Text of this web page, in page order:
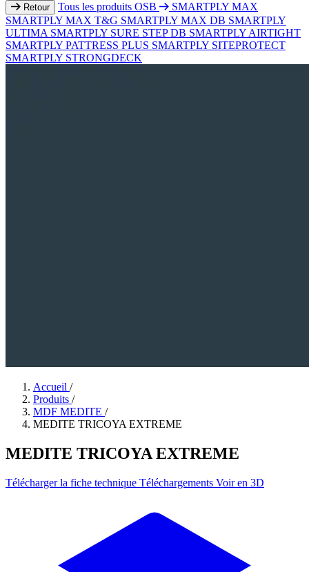
Retour Tous les produits OSB
SMARTPLY MAX
SMARTPLY MAX T&G SMARTPLY MAX DB SMARTPLY
ULTIMA SMARTPLY SURE STEP DB SMARTPLY AIRTIGHT
SMARTPLY PATTRESS PLUS SMARTPLY SITEPROTECT
SMARTPLY STRONGDECK
Accueil /
Produits /
MDF MEDITE /
MEDITE TRICOYA EXTREME
MEDITE TRICOYA EXTREME
Télécharger la fiche technique Téléchargements Voir en 3D